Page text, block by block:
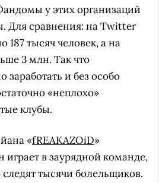
у этих организаций
Для сравнения: на Twitter
187 тысяч человек, а на
3 млн. Так что
и без особо
«неплохо»
клубы.
«fREAKAZOiD»
играет в заурядной команде,
тысячи болельщиков.